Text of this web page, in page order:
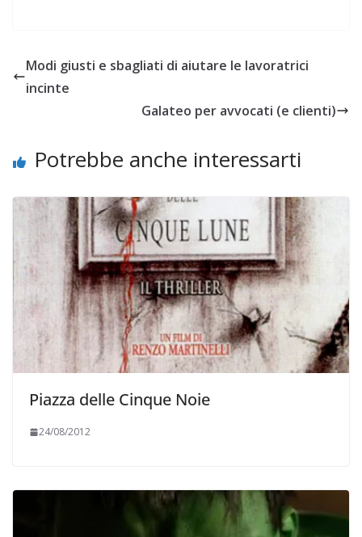
Modi giusti e sbagliati di aiutare le lavoratrici
incinte
Galateo per avvocati (e clienti)
Potrebbe anche interessarti
Piazza delle Cinque Noie
24/08/2012